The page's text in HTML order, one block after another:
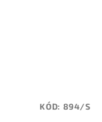
KÓD: 894/S